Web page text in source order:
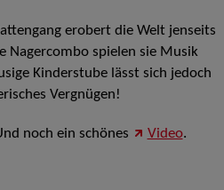
erobert die Welt jenseits
Nagercombo spielen sie Musik
Kinderstube lässt sich jedoch
Vergnügen!
noch ein schönes Video.